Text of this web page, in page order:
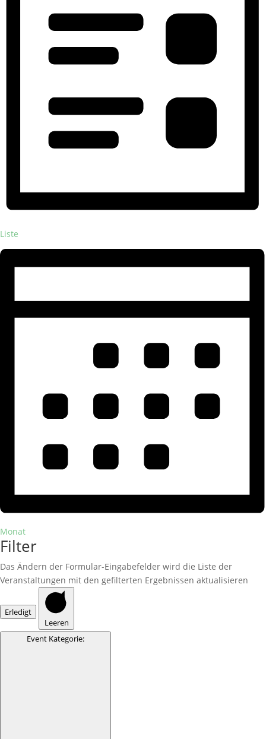
Liste
Monat
Filter
Das Ändern der Formular-Eingabefelder wird die Liste der
Veranstaltungen mit den gefilterten Ergebnissen aktualisieren
Erledigt
Leeren
Event Kategorie: